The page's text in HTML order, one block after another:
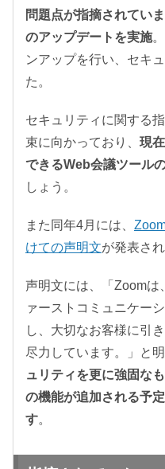
問題点が指摘されてい
のアップデートを実施
ンアップを行い、セキ
た。
セキュリティに関する
束に向かっており、 現
できるWeb会議ツール
しょう。
また同年4月には、
けての声明文が発表され
声明文には、「Zoomは
ァーストコミュニケー
し、大切なお客様に引
尽力しています。」と
ュリティを更に強固な
の機能が追加される予
す。